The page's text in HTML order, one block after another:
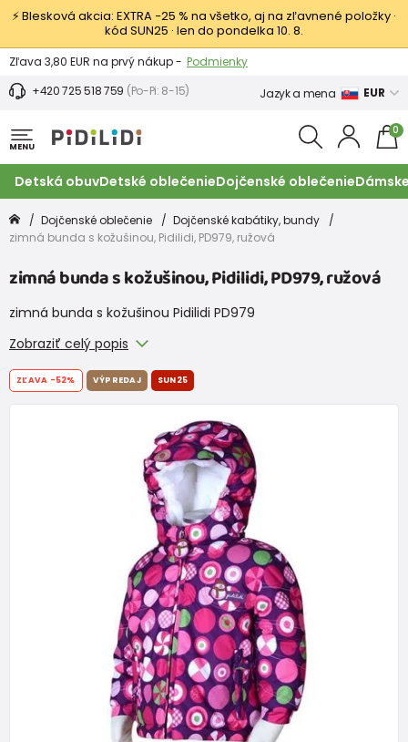
⚡ Blesková akcia: EXTRA −25 % na všetko, aj na zľavnené položky ·
kód SUN25 · len do pondelka 10. 8.
Výmena a vrátenie tovaru - Zobraziť
Zľava 3,80 EUR na prvý nákup - Podmienky
+420 725 518 759 (Po-Pi: 8-15) Jazyk a mena EUR
MENU
0
Detská obuvDetské oblečenieDojčenské oblečenie
Dojčenské oblečenie
Dojčenské kabátiky, bundy
zimná bunda s kožušinou, Pidilidi, PD979, ružová
zimná bunda s kožušinou, Pidilidi, PD979, ružová
zimná bunda s kožušinou Pidilidi PD979
Zobraziť celý popis
ZĽAVA -52% VÝPREDAJ SUN25